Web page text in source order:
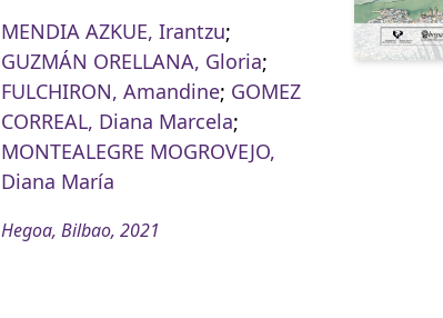
MENDIA AZKUE, Irantzu;
GUZMÁN ORELLANA, Gloria;
FULCHIRON, Amandine; GOMEZ
CORREAL, Diana Marcela;
MONTEALEGRE MOGROVEJO,
Diana María
Hegoa, Bilbao, 2021